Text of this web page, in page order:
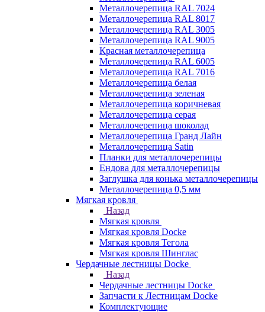
Металлочерепица RAL 7024
Металлочерепица RAL 8017
Металлочерепица RAL 3005
Металлочерепица RAL 9005
Красная металлочерепица
Металлочерепица RAL 6005
Металлочерепица RAL 7016
Металлочерепица белая
Металлочерепица зеленая
Металлочерепица коричневая
Металлочерепица серая
Металлочерепица шоколад
Металлочерепица Гранд Лайн
Металлочерепица Satin
Планки для металлочерепицы
Ендова для металлочерепицы
Заглушка для конька металлочерепицы
Металлочерепица 0,5 мм
Мягкая кровля
Назад
Мягкая кровля
Мягкая кровля Docke
Мягкая кровля Тегола
Мягкая кровля Шинглас
Чердачные лестницы Docke
Назад
Чердачные лестницы Docke
Запчасти к Лестницам Docke
Комплектующие